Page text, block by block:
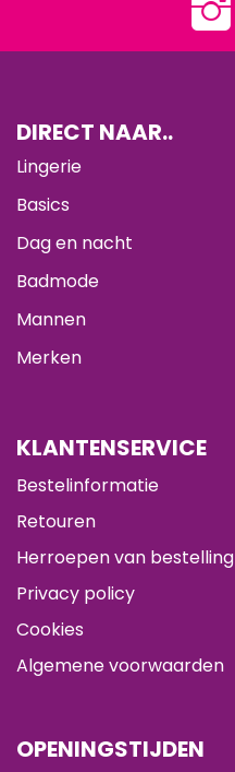
DIRECT NAAR..
Lingerie
Basics
Dag en nacht
Badmode
Mannen
Merken
KLANTENSERVICE
Bestelinformatie
Retouren
Herroepen van bestelling
Privacy policy
Cookies
Algemene voorwaarden
OPENINGSTIJDEN